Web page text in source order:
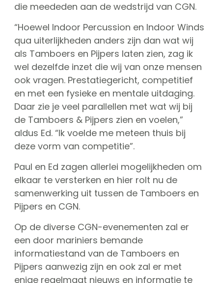
die meededen aan de wedstrijd van CGN.
“Hoewel Indoor Percussion en Indoor Winds
qua uiterlijkheden anders zijn dan wat wij
als Tamboers en Pijpers laten zien, zag ik
wel dezelfde inzet die wij van onze mensen
ook vragen. Prestatiegericht, competitief
en met een fysieke en mentale uitdaging.
Daar zie je veel parallellen met wat wij bij
de Tamboers & Pijpers zien en voelen,”
aldus Ed. “Ik voelde me meteen thuis bij
deze vorm van competitie”.
Paul en Ed zagen allerlei mogelijkheden om
elkaar te versterken en hier rolt nu de
samenwerking uit tussen de Tamboers en
Pijpers en CGN.
Op de diverse CGN-evenementen zal er
een door mariniers bemande
informatiestand van de Tamboers en
Pijpers aanwezig zijn en ook zal er met
enige regelmaat nieuws en informatie te